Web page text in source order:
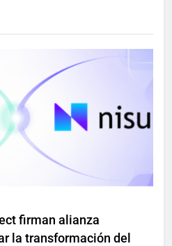
firman alianza
la transformación del